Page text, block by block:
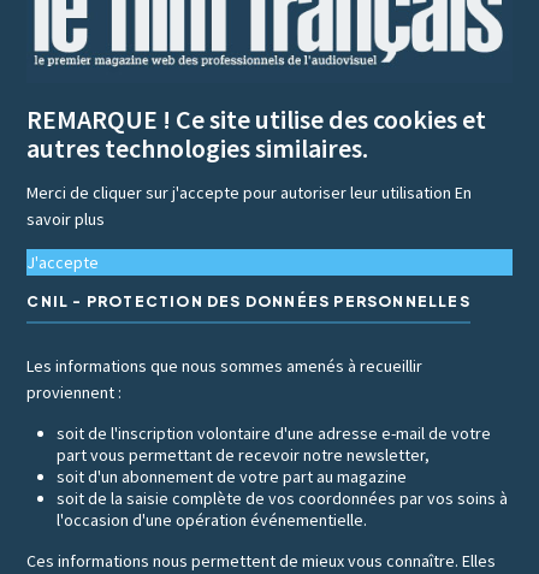
REMARQUE ! Ce site utilise des cookies et
autres technologies similaires.
Merci de cliquer sur j'accepte pour autoriser leur utilisationEn
savoir plus
J'accepte
CNIL - PROTECTION DES DONNÉES PERSONNELLES
Les informations que nous sommes amenés à recueillir
proviennent :
soit de l'inscription volontaire d'une adresse e-mail de votre
part vous permettant de recevoir notre newsletter,
soit d'un abonnement de votre part au magazine
soit de la saisie complète de vos coordonnées par vos soins à
l'occasion d'une opération événementielle.
Ces informations nous permettent de mieux vous connaître. Elles